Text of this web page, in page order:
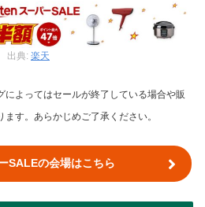
出典: 楽天
よってはセールが終了している場合や販
す。あらかじめご了承ください。
SALEの会場はこちら